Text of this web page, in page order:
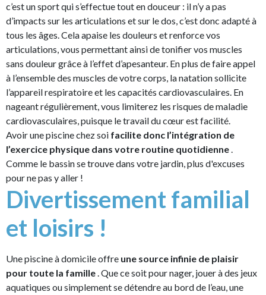
c’est un sport qui s’effectue tout en douceur : il n’y a pas
d’impacts sur les articulations et sur le dos, c’est donc adapté à
tous les âges. Cela apaise les douleurs et renforce vos
articulations, vous permettant ainsi de tonifier vos muscles
sans douleur grâce à l’effet d’apesanteur. En plus de faire appel
à l’ensemble des muscles de votre corps, la natation sollicite
l’appareil respiratoire et les capacités cardiovasculaires. En
nageant régulièrement, vous limiterez les risques de maladie
cardiovasculaires, puisque le travail du cœur est facilité.
Avoir une piscine chez soi facilite donc l’intégration de
l’exercice physique dans votre routine quotidienne.
Comme le bassin se trouve dans votre jardin, plus d'excuses
pour ne pas y aller !
Divertissement familial
et loisirs !
Une piscine à domicile offre une source infinie de plaisir
pour toute la famille. Que ce soit pour nager, jouer à des jeux
aquatiques ou simplement se détendre au bord de l’eau, une